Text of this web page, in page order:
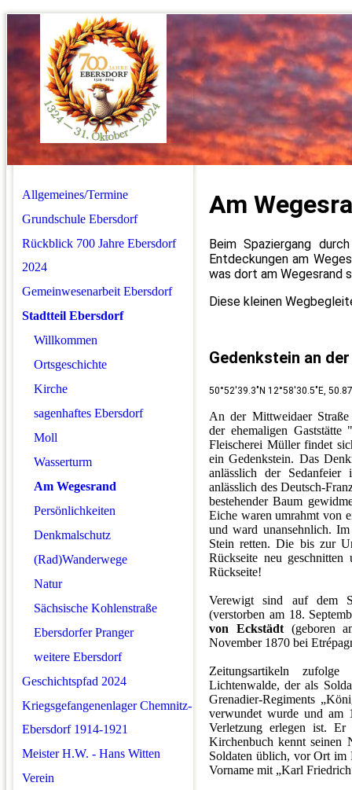
Allgemeines/Termine
Grundschule Ebersdorf
Rückblick 700 Jahre Ebersdorf
2024
Gemeinwesenarbeit Ebersdorf
Stadtteil Ebersdorf
Willkommen
Ortsgeschichte
Kirche
sagenhaftes Ebersdorf
Moll
Wasserturm
Am Wegesrand
Persönlichkeiten
Denkmalschutz
(Rad)Wanderwege
Natur
Sächsische Kohlenstraße
Ebersdorfer Pranger
weitere Ebersdorf
Geschichtspfad 2024
Kriegsgefangenenlager Chemnitz-
Ebersdorf 1914-1921
Meister H.W. - Hans Witten
Verein
Am
Beim Spaziergang
Entdeckungen am
was dort am Wegesrand
Diese kleinen
Gedenkstein an
50°52'39.3"N 12°58'30.5"E,
An der Mittweidaer
der ehemaligen
Fleischerei Müller findet
ein Gedenkstein. Das
anlässlich der Sedanfeier
anlässlich des Deutsch-
bestehender Baum
Eiche waren umrahmt von
und ward unansehnlich.
Stein retten. Die bis zur
Rückseite neu
Rückseite!
Verewigt sind auf dem
(verstorben am 18.
von Eckstädt(geboren
November 1870 bei
Zeitungsartikeln
Lichtenwalde, der als
Grenadier-Regiments
verwundet wurde und am
Verletzung erlegen ist. Er
Kirchenbuch kennt seinen
Soldaten üblich, vor Ort im
Vorname mit „Karl